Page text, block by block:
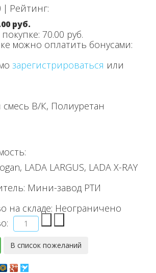
| Рейтинг:
руб.
70.00 руб.
можно оплатить бонусами:
зарегистрироваться или
смесь В/К, Полиуретан
LADA LARGUS, LADA X-RAY
Мини-завод РТИ
на складе: Неограничено